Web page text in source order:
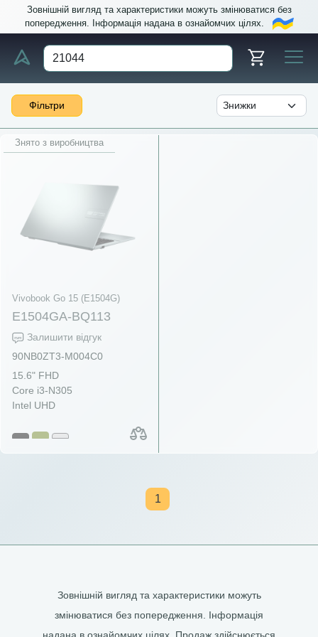
Зовнішній вигляд та характеристики можуть змінюватися без
попередження. Інформація надана в ознайомчих цілях.
Фільтри
Знято з виробництва
Vivobook Go 15 (E1504G)
E1504GA-BQ113
Залишити відгук
90NB0ZT3-M004C0
15.6" FHD
Core i3-N305
Intel UHD
1
Зовнішній вигляд та характеристики можуть
змінюватися без попередження. Інформація